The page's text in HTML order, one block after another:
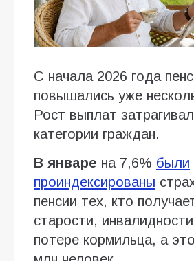
С начала 2026 года
повышались уже
Рост выплат
категории граждан.
В январе на 7,6% были
проиндексированы
пенсии тех, кто
старости,
потере кормильца, а